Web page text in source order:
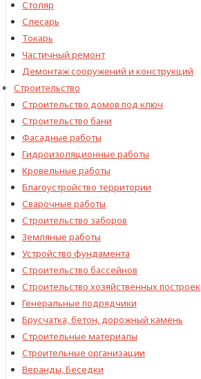
Столяр
Слесарь
Токарь
Частичный ремонт
Демонтаж сооружений и конструкций
Строительство
Строительство домов под ключ
Строительство бани
Фасадные работы
Гидроизоляционные работы
Кровельные работы
Благоустройство территории
Сварочные работы
Строительство заборов
Земляные работы
Устройство фундамента
Строительство бассейнов
Строительство хозяйственных построек
Генеральные подрядчики
Брусчатка, бетон, дорожный камень
Строительные материалы
Cтроительные организации
Веранды, Беседки